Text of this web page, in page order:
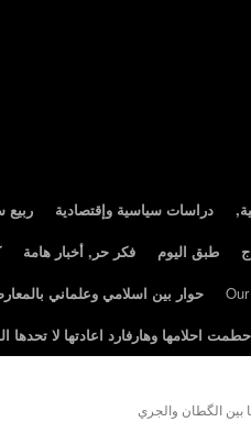
ربيع دراسات سياسية وإقتصادية
فكر حر, أخبار هامة طبق اليوم
حوار بين اسلامي وعلماني
احلامها وهارفارد اعادتها لا تحدها